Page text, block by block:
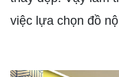
việc lựa chọn đồ